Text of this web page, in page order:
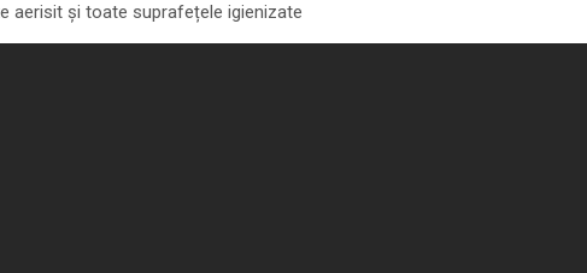
aerisit și toate suprafețele igienizate